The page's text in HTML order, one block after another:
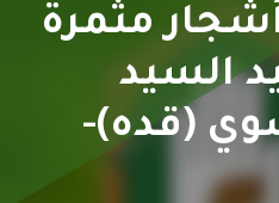
مثمرة
السيد
(قده)-